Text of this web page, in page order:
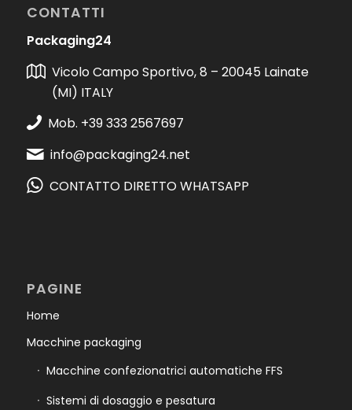
CONTATTI
Packaging24
Vicolo Campo Sportivo, 8 – 20045 Lainate
(MI) ITALY
Mob. +39 333 2567697
info@packaging24.net
CONTATTO DIRETTO WHATSAPP
PAGINE
Home
Macchine packaging
Macchine confezionatrici automatiche FFS
Sistemi di dosaggio e pesatura